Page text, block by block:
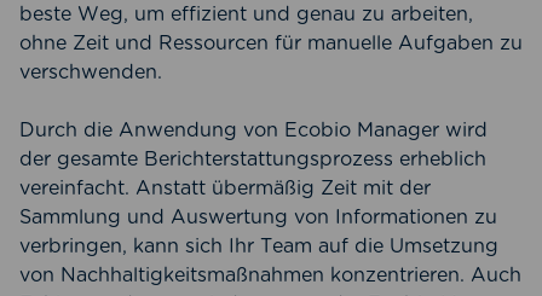
beste Weg, um effizient und genau zu arbeiten,
ohne Zeit und Ressourcen für manuelle Aufgaben zu
verschwenden.
Durch die Anwendung von Ecobio Manager wird
der gesamte Berichterstattungsprozess erheblich
vereinfacht. Anstatt übermäßig Zeit mit der
Sammlung und Auswertung von Informationen zu
verbringen, kann sich Ihr Team auf die Umsetzung
von Nachhaltigkeitsmaßnahmen konzentrieren. Auch